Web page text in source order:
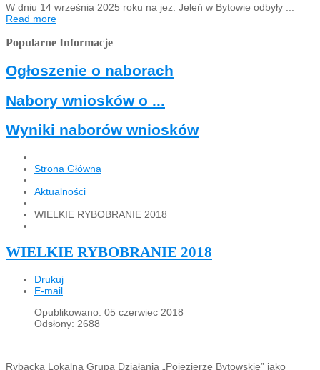
W dniu 14 września 2025 roku na jez. Jeleń w Bytowie odbyły ...
Read more
Popularne Informacje
Ogłoszenie o naborach
Nabory wniosków o ...
Wyniki naborów wniosków
Strona Główna
Aktualności
WIELKIE RYBOBRANIE 2018
WIELKIE RYBOBRANIE 2018
Drukuj
E-mail
Opublikowano: 05 czerwiec 2018
Odsłony: 2688
Rybacka Lokalna Grupa Działania „Pojezierze Bytowskie” jako